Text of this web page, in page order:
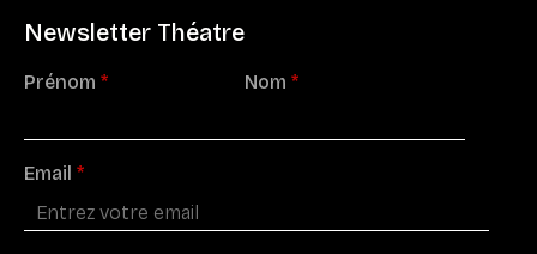
Newsletter Théatre
Prénom * Nom *
Email *